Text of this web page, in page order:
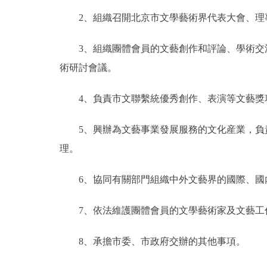
綠色北京
多語種
ENGLISH
2、組織召開北京市文學藝術界代表大會、理
3、組織團體會員的文藝創作和評論、學術交
術研討會議。
4、負責市文聯繫統優秀創作、表演等文藝獎
5、興辦為文藝事業發展服務的文化産業，負
理。
6、協同有關部門組織中外文藝界的國際、國
7、依法維護團體會員的文學藝術家及文藝工
8、承擔市委、市政府交辦的其他事項。